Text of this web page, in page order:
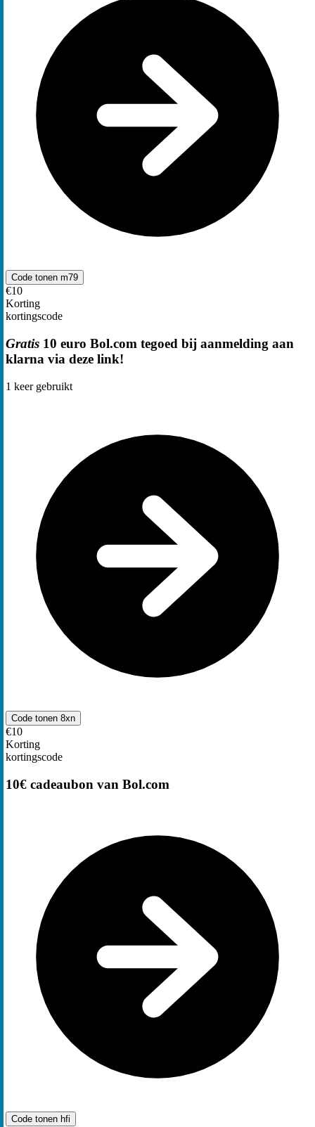
Code tonen m79
€10
Korting
kortingscode
Gratis 10 euro Bol.com tegoed bij aanmelding aan
klarna via deze link!
1 keer gebruikt
Code tonen 8xn
€10
Korting
kortingscode
10€ cadeaubon van Bol.com
Code tonen hfi